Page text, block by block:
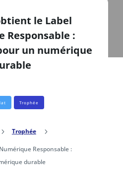
le Label
Responsable :
un numérique
Trophée
5 Trophée 5
Responsable :
durable